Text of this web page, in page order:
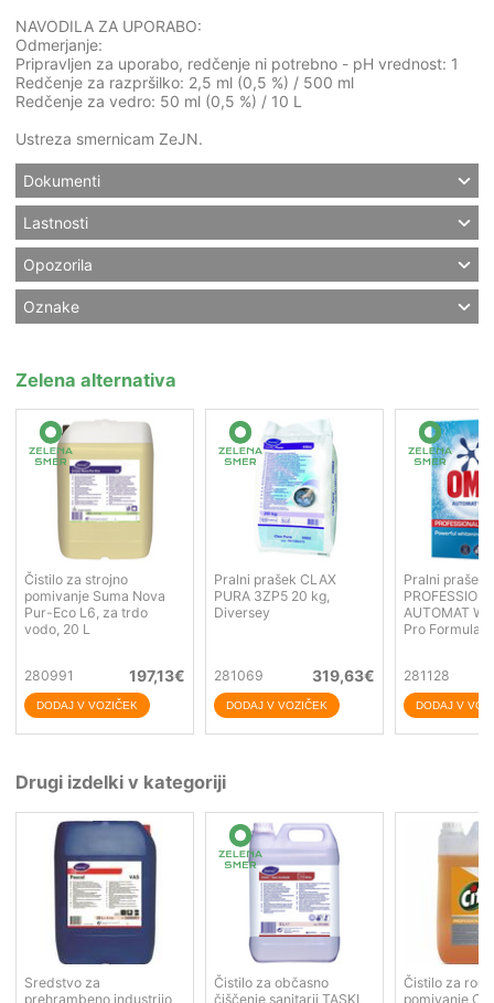
NAVODILA ZA UPORABO:
Odmerjanje:
Pripravljen za uporabo, redčenje ni potrebno - pH vrednost: 1
Redčenje za razpršilko: 2,5 ml (0,5 %) / 500 ml
Redčenje za vedro: 50 ml (0,5 %) / 10 L
Ustreza smernicam ZeJN.
Dokumenti
Lastnosti
Opozorila
Oznake
Zelena alternativa
Čistilo za strojno
pomivanje Suma Nova
Pur-Eco L6, za trdo
vodo, 20 L
280991 197,13€
Pralni prašek CLAX
PURA 3ZP5 20 kg,
Diversey
281069 319,63€
Pralni prašek
AUTOMAT
Pro Formula
281128
Drugi izdelki v kategoriji
Sredstvo za
prehrambeno industrijo
Čistilo za občasno
čiščenje sanitarij TASKI
Čistilo za
pomivanje Cif